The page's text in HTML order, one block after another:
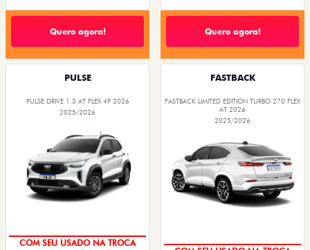
Quero agora! Quero agora!
PULSE
PULSE DRIVE 1.3 AT FLEX 4P 2026
2025/2026
COM SEU USADO NA TROCA
FASTBACK
FASTBACK LIMITED EDITION TURBO 270 FLEX
AT 2026
2025/2026